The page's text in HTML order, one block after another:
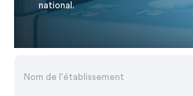
national.